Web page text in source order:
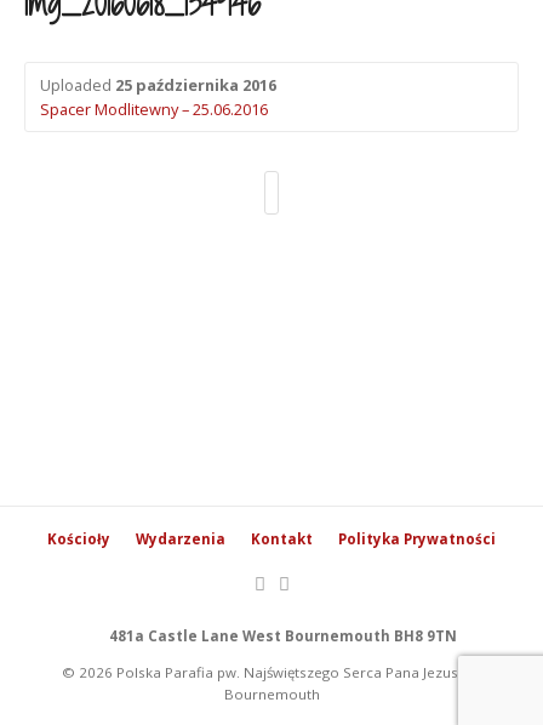
Uploaded 25 października 2016
Spacer Modlitewny – 25.06.2016
Kościoły Wydarzenia Kontakt Polityka Prywatności
481a Castle Lane West Bournemouth BH8 9TN
© 2026 Polska Parafia pw. Najświętszego Serca Pana Jezusa w
Bournemouth